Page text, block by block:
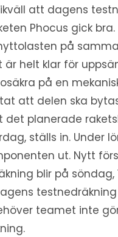
att dagens
Phocus gick bra.
på
är helt klar för
på en
att delen ska
det planerade
ställs in. Under
ut. Nytt
blir på söndag,
teamet inte